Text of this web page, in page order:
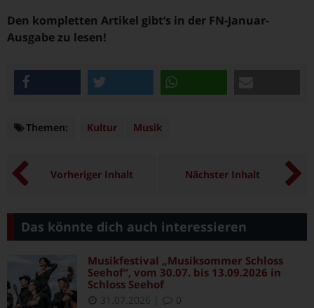
Den kompletten Artikel gibt’s in der FN-Januar-
Ausgabe zu lesen!
Themen: Themen
Kultur Musik
Vorheriger Inhalt Nächster Inhalt
Das könnte dich auch interessieren
Musikfestival „Musiksommer Schloss
Seehof“, vom 30.07. bis 13.09.2026 in
Schloss Seehof
31.07.2026 0